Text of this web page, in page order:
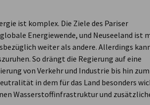
ist komplex. Die Ziele des Pariser
Energiewende, und Neuseeland ist
weiter als andere. Allerdings
So drängt die Regierung auf eine
von Verkehr und Industrie bis hin
in dem für das Land besonders
Wasserstoffinfrastruktur und